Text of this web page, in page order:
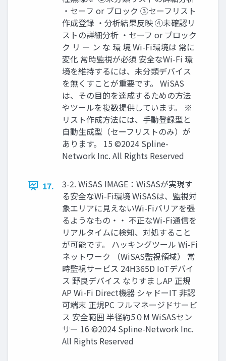
・セーフ or ブロック ③セーフリスト
作成登録 ・分析結果反映 ④未確認リ
ストの詳細分析 ・セーフ or ブロック
ク リ ー ン な 環 境 Wi-Fi環境は 常に
変化 常時監視が必須 安全なWi-Fi 環
境を維持するには、未分類デバイス
を無くすことが重要です。 WiSAS
は、その目的を達成するための方法
やツールを複数提供しています。 ※
リスト作成方法には、手動登録型と
自動生成型（セーフリストのみ）が
あります。 15 ©2024 Spline-
Network Inc. All Rights Reserved
17.
3-2. WiSAS IMAGE：WiSASが実現す
る安全なWi-Fi環境 WiSASは、監視対
象エリアに見えないWi-Fiバリアを張
るようなもの・・ 不正なWi-Fi通信を
リアルタイムに検知、対処すること
が可能です。 ハッキングツール Wi-Fi
ネットワーク （WiSAS監視領域） 常
時監視サービス 24H365D IoTデバイ
ス 野良デバイス なりすましAP 正規
AP Wi-Fi Direct機器 シャドーIT 非認
可端末 正規PC フルマネージドサービ
ス 安全範囲 半径約5０M WiSASセン
サー 16 ©2024 Spline-Network Inc.
All Rights Reserved